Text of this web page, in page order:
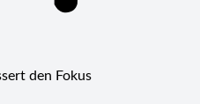
den Fokus